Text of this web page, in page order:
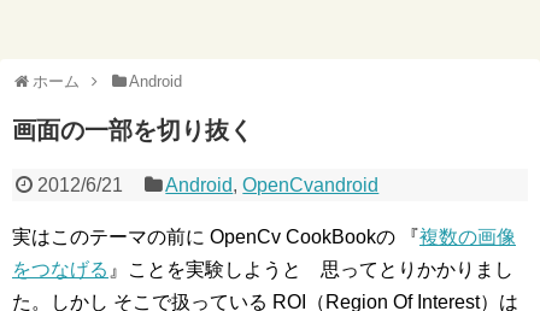
ホーム Android
画面の一部を切り抜く
2012/6/21 Android,OpenCvandroid
実はこのテーマの前に OpenCv CookBookの 『複数の画像
をつなげる 』ことを実験しようと 思ってとりかかりまし
た。しかし そこで扱っている ROI（Region Of Interest）は